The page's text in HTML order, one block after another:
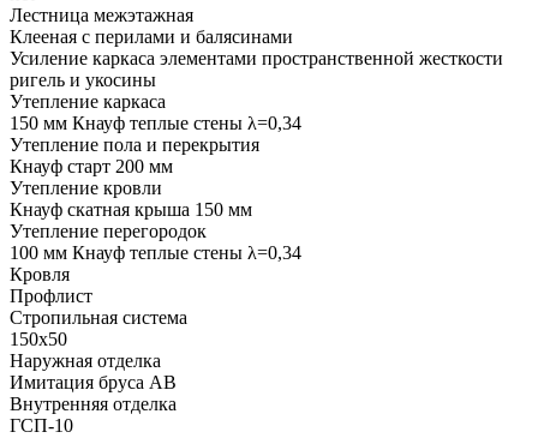
Лестница межэтажная
Клееная с перилами и балясинами
Усиление каркаса элементами пространственной жесткости
ригель и укосины
Утепление каркаса
150 мм Кнауф теплые стены λ=0,34
Утепление пола и перекрытия
Кнауф старт 200 мм
Утепление кровли
Кнауф скатная крыша 150 мм
Утепление перегородок
100 мм Кнауф теплые стены λ=0,34
Кровля
Профлист
Стропильная система
150х50
Наружная отделка
Имитация бруса АВ
Внутренняя отделка
ГСП-10